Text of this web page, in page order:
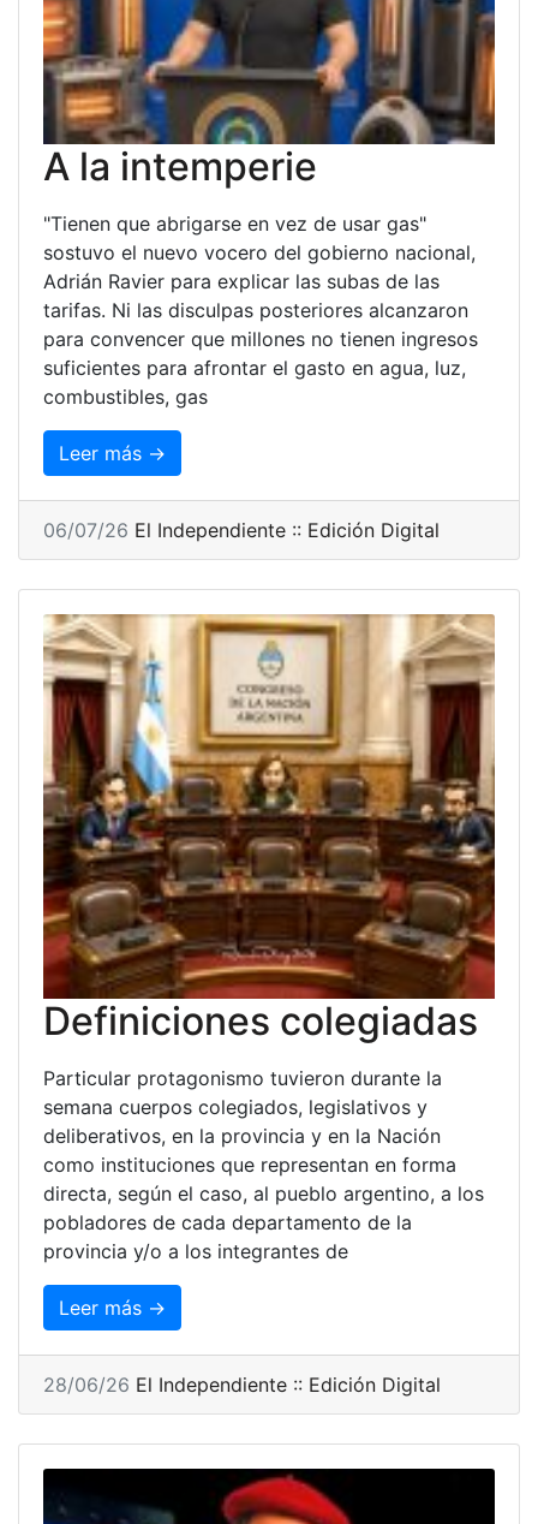
A la intemperie
"Tienen que abrigarse en vez de usar gas"
sostuvo el nuevo vocero del gobierno nacional,
Adrián Ravier para explicar las subas de las
tarifas. Ni las disculpas posteriores alcanzaron
para convencer que millones no tienen ingresos
suficientes para afrontar el gasto en agua, luz,
combustibles, gas
Leer más →
06/07/26 El Independiente :: Edición Digital
Definiciones colegiadas
Particular protagonismo tuvieron durante la
semana cuerpos colegiados, legislativos y
deliberativos, en la provincia y en la Nación
como instituciones que representan en forma
directa, según el caso, al pueblo argentino, a los
pobladores de cada departamento de la
provincia y/o a los integrantes de
Leer más →
28/06/26 El Independiente :: Edición Digital